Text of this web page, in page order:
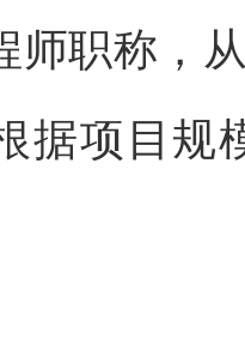
师职称，
据项目规